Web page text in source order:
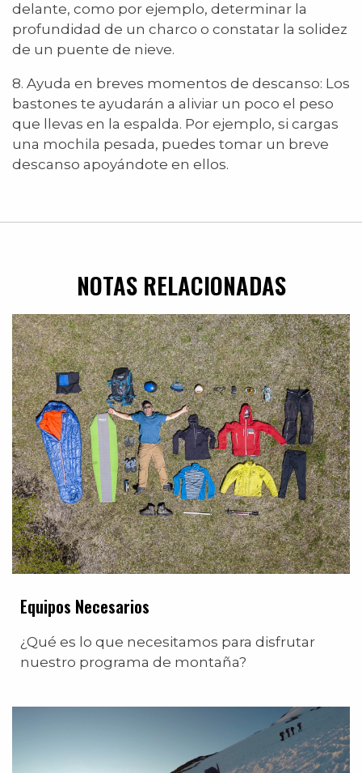
delante, como por ejemplo, determinar la
profundidad de un charco o constatar la solidez
de un puente de nieve.
8. Ayuda en breves momentos de descanso: Los
bastones te ayudarán a aliviar un poco el peso
que llevas en la espalda. Por ejemplo, si cargas
una mochila pesada, puedes tomar un breve
descanso apoyándote en ellos.
NOTAS RELACIONADAS
Equipos Necesarios
¿Qué es lo que necesitamos para disfrutar
nuestro programa de montaña?